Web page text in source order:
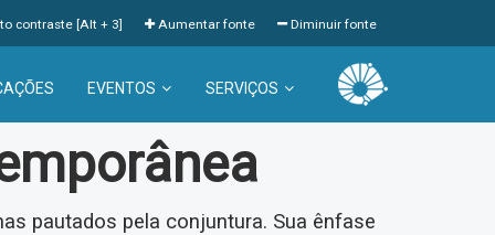
Diminuir fonte
Aumentar fonte
contraste [Alt + 3]
EVENTOS SERVIÇOS
pautados pela conjuntura. Sua ênfase